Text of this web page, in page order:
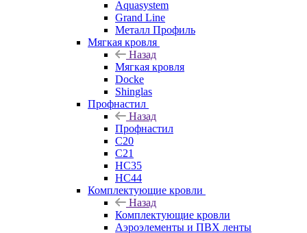
Aquasystem
Grand Line
Металл Профиль
Мягкая кровля
Назад
Мягкая кровля
Docke
Shinglas
Профнастил
Назад
Профнастил
C20
C21
НС35
НС44
Комплектующие кровли
Назад
Комплектующие кровли
Аэроэлементы и ПВХ ленты